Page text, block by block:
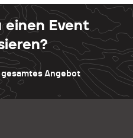
Event
gesamtes Angebot